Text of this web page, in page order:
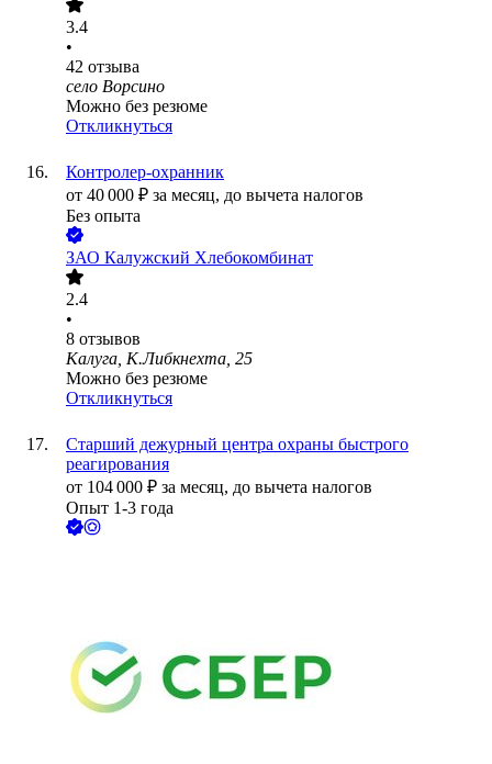
3.4
•
42 отзыва
село Ворсино
Можно без резюме
Откликнуться
Контролер-охранник
от 40 000 ₽ за месяц, до вычета налогов
Без опыта
ЗАО Калужский Хлебокомбинат
2.4
•
8 отзывов
Калуга, К.Либкнехта, 25
Можно без резюме
Откликнуться
Старший дежурный центра охраны быстрого
реагирования
от 104 000 ₽ за месяц, до вычета налогов
Опыт 1-3 года